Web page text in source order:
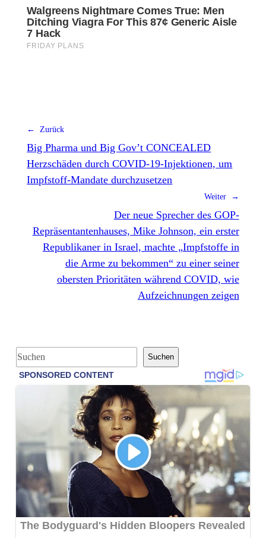
← Zurück
Big Pharma und Big Gov’t CONCEALED
Herzschäden durch COVID-19-Injektionen, um
Impfstoff-Mandate durchzusetzen
Weiter →
Der neue Sprecher des GOP-
Repräsentantenhauses, Mike Johnson, ein erster
Republikaner in Israel, machte „Impfstoffe in
die Arme zu bekommen“ zu einer seiner
obersten Prioritäten während COVID, wie
Aufzeichnungen zeigen
S
u
Suchen